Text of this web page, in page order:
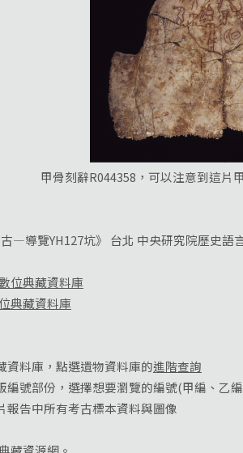
甲骨刻辭R044358，可以注意到這片
—導覽YH127坑》 台北 中央研究院歷史語
位典藏資料庫
典藏資料庫
資料庫，點選遺物資料庫的進階查詢
編號部份，選擇想要瀏覽的編號(甲編、乙
報告中所有考古標本資料與圖像